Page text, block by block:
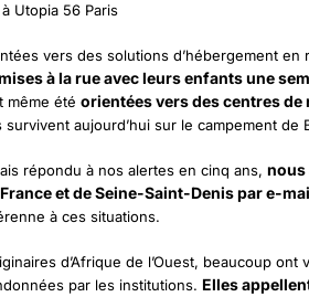
Utopia 56 Paris
vers des solutions d’hébergement en
à la rue avec leurs enfants une
même été orientées vers des centres de
survivent aujourd’hui sur le campement de
répondu à nos alertes en cinq ans, nous
et de Seine-Saint-Denis par e-
à ces situations.
d’Afrique de l’Ouest, beaucoup ont
par les institutions. Elles